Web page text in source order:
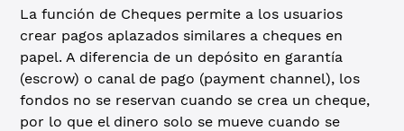
La función de Cheques permite a los usuarios
crear pagos aplazados similares a cheques en
papel. A diferencia de un depósito en garantía
(escrow) o canal de pago (payment channel), los
fondos no se reservan cuando se crea un cheque,
por lo que el dinero solo se mueve cuando se